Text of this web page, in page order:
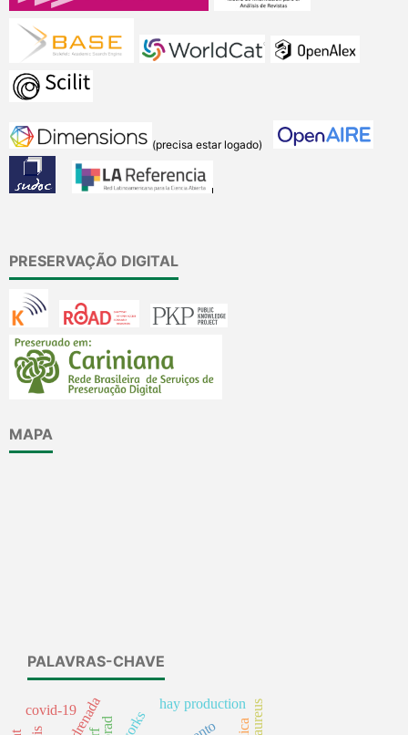
(precisa estar logado)
PRESERVAÇÃO DIGITAL
MAPA
PALAVRAS-CHAVE
covid-19 hay production
prad